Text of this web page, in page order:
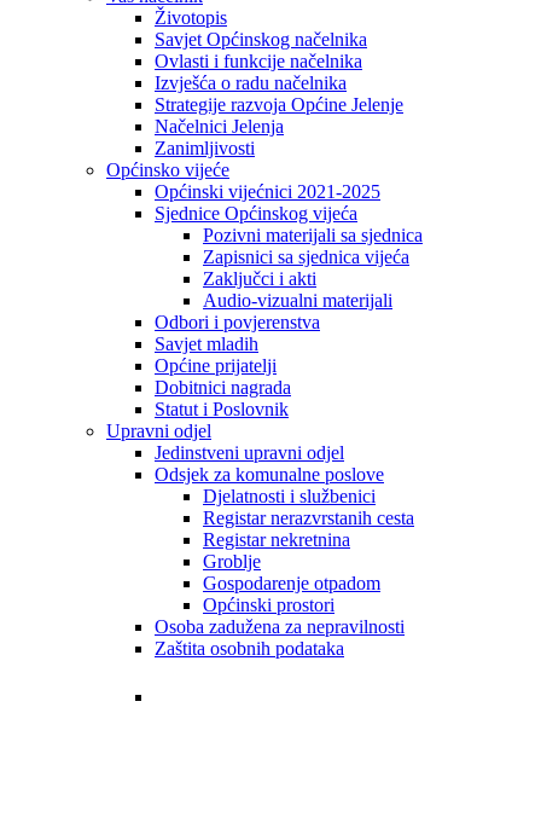
Životopis
Savjet Općinskog načelnika
Ovlasti i funkcije načelnika
Izvješća o radu načelnika
Strategije razvoja Općine Jelenje
Načelnici Jelenja
Zanimljivosti
Općinsko vijeće
Općinski vijećnici 2021-2025
Sjednice Općinskog vijeća
Pozivni materijali sa sjednica
Zapisnici sa sjednica vijeća
Zaključci i akti
Audio-vizualni materijali
Odbori i povjerenstva
Savjet mladih
Općine prijatelji
Dobitnici nagrada
Statut i Poslovnik
Upravni odjel
Jedinstveni upravni odjel
Odsjek za komunalne poslove
Djelatnosti i službenici
Registar nerazvrstanih cesta
Registar nekretnina
Groblje
Gospodarenje otpadom
Općinski prostori
Osoba zadužena za nepravilnosti
Zaštita osobnih podataka